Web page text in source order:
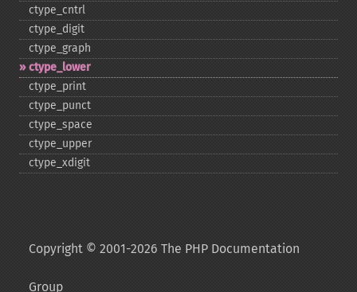
ctype_​cntrl
ctype_​digit
ctype_​graph
ctype_​lower
ctype_​print
ctype_​punct
ctype_​space
ctype_​upper
ctype_​xdigit
Copyright © 2001-2026 The PHP Documentation
Group